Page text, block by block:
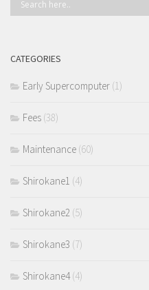
CATEGORIES
Early Supercomputer (1)
Fees (38)
Maintenance (60)
Shirokane1 (4)
Shirokane2 (5)
Shirokane3 (7)
Shirokane4(4)